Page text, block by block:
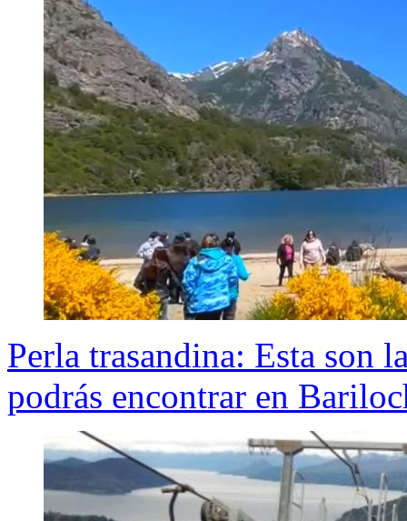
Perla trasandina: Esta son
podrás encontrar en